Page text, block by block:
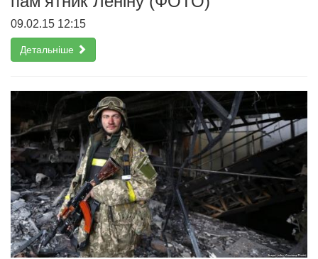
09.02.15 12:15
Детальніше